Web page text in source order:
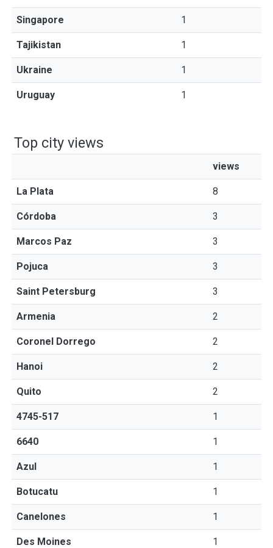
Singapore 1
Tajikistan 1
Ukraine 1
Uruguay 1
Top city views
views
La Plata 8
Córdoba 3
Marcos Paz 3
Pojuca 3
Saint Petersburg 3
Armenia 2
Coronel Dorrego 2
Hanoi 2
Quito 2
4745-517 1
6640 1
Azul 1
Botucatu 1
Canelones 1
Des Moines 1